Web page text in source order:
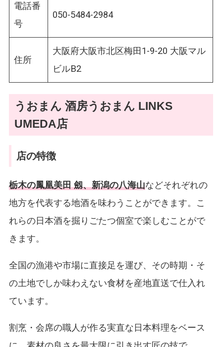
電話番
号
050-5484-2984
住所
大阪府大阪市北区梅田1-9-20 大阪マル
ビルB2
うおまん 酒房うおまん LINKS
UMEDA店
店の特徴
栃木の鳳凰美田 劔、新潟の八海山などそれぞれの
地方を代表する地酒を味わうことができます。こ
れらの日本酒を掘りごたつ個室で楽しむことがで
きます。
全国の漁港や市場に直接足を運び、その時期・そ
の土地でしか味わえない食材を産地直送で仕入れ
ています。
割烹・会席の職人が作る実直な日本料理をベース